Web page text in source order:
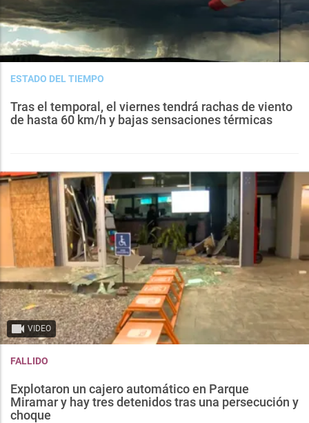
ESTADO DEL TIEMPO
Tras el temporal, el viernes tendrá rachas de viento
de hasta 60 km/h y bajas sensaciones térmicas
VIDEO
FALLIDO
Explotaron un cajero automático en Parque
Miramar y hay tres detenidos tras una persecución y
choque